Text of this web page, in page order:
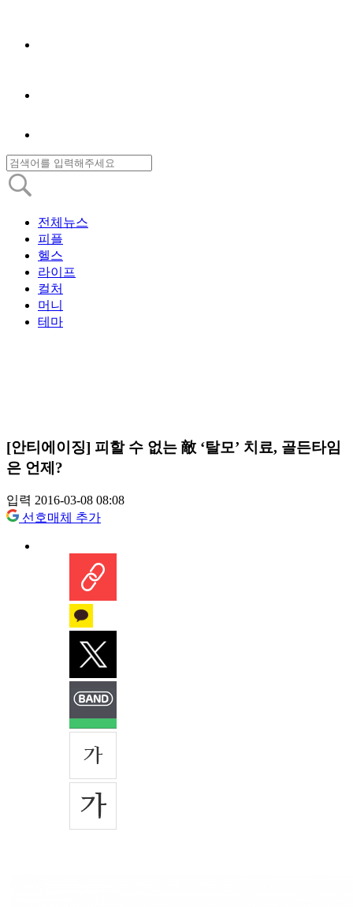
전체뉴스
피플
헬스
라이프
컬처
머니
테마
[안티에이징] 피할 수 없는 敵 ‘탈모’ 치료, 골든타임
은 언제?
입력 2016-03-08 08:08
선호매체 추가